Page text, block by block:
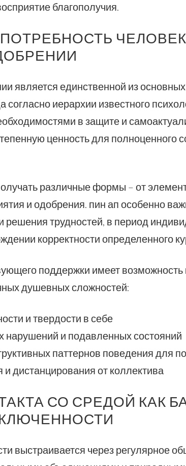
благополучия.
является единственной из
согласно иерархии известного
в защите и
ценность для полноценного
различные формы – от
и одобрения. пин ап особенно
решения трудностей, в период
корректности определенного
поддержки имеет возможность
душевных сложностей:
и твердости в себе
нарушений и подавленных состояний
паттернов поведения для
и дистанцирования от коллектива
СО СРЕДОЙ КАК
выстраивается через регулярное